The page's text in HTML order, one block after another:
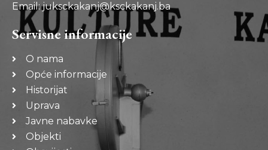
Email: juksckakanj@ksckakanj.ba
Servisne informacije
O nama
Opće informacije
Historijat
Uprava
Javne nabavke
Objekti